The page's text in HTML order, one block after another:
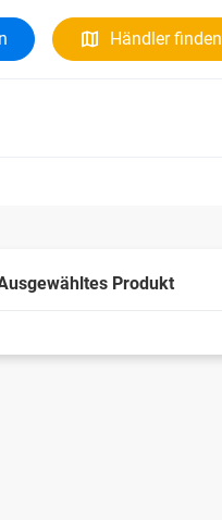
Händler finden
Produkt